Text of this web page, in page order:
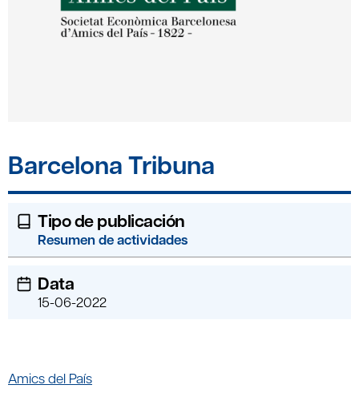
Barcelona Tribuna
Tipo de publicación
Resumen de actividades
Data
15-06-2022
Amics del País